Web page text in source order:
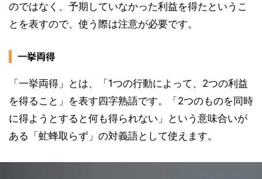
のではなく、予期していなかった利益を得たというこ
とを表すので、使う際は注意が必要です。
一挙両得
「一挙両得」とは、「1つの行動によって、2つの利益
を得ること」を表す四字熟語です。「2つのものを同時
に得ようとすると何も得られない」という意味合いが
ある「虻蜂取らず」の対義語として使えます。